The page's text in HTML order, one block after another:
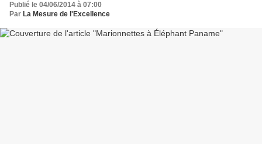
Publié le 04/06/2014 à 07:00
Par La Mesure de l'Excellence